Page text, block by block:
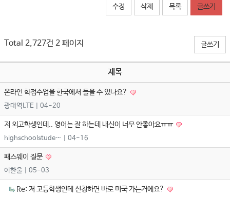
수정 삭제 목록 글쓰기
Total 2,727건 2 페이지 글쓰기
제목
온라인 학점수업을 한국에서 들을 수 있나요?
광대역LTE | 04-20
저 외고학생인데.. 영어는 잘 하는데 내신이 너무 안좋아요ㅠㅠ
highschoolstude… | 04-16
패스웨이 질문
이한울 | 05-03
Re: 저 고등학생인데 신청하면 바로 미국 가는거에요?